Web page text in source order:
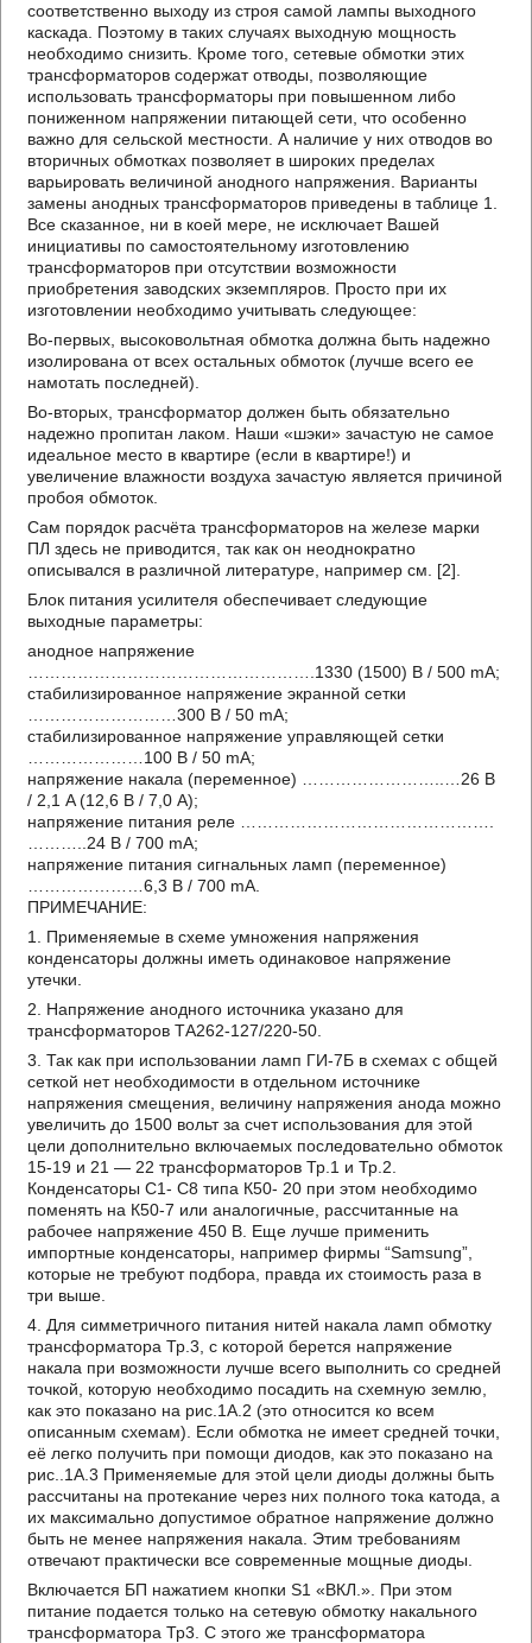
соответственно выходу из строя самой лампы выходного
каскада. Поэтому в таких случаях выходную мощность
необходимо снизить. Кроме того, сетевые обмотки этих
трансформаторов содержат отводы, позволяющие
использовать трансформаторы при повышенном либо
пониженном напряжении питающей сети, что особенно
важно для сельской местности. А наличие у них отводов во
вторичных обмотках позволяет в широких пределах
варьировать величиной анодного напряжения. Варианты
замены анодных трансформаторов приведены в таблице 1.
Все сказанное, ни в коей мере, не исключает Вашей
инициативы по самостоятельному изготовлению
трансформаторов при отсутствии возможности
приобретения заводских экземпляров. Просто при их
изготовлении необходимо учитывать следующее:
Во-первых, высоковольтная обмотка должна быть надежно
изолирована от всех остальных обмоток (лучше всего ее
намотать последней).
Во-вторых, трансформатор должен быть обязательно
надежно пропитан лаком. Наши «шэки» зачастую не самое
идеальное место в квартире (если в квартире!) и
увеличение влажности воздуха зачастую является причиной
пробоя обмоток.
Сам порядок расчёта трансформаторов на железе марки
ПЛ здесь не приводится, так как он неоднократно
описывался в различной литературе, например см. [2].
Блок питания усилителя обеспечивает следующие
выходные параметры:
анодное напряжение
…………………………………………….1330 (1500) В / 500 mA;
стабилизированное напряжение экранной сетки
………………………300 В / 50 mA;
стабилизированное напряжение управляющей сетки
…………………100 В / 50 mA;
напряжение накала (переменное) ……………………..…26 В
/ 2,1 A (12,6 В / 7,0 A);
напряжение питания реле ……………………………………….
………..24 В / 700 mA;
напряжение питания сигнальных ламп (переменное)
…………………6,3 В / 700 mA.
ПРИМЕЧАНИЕ:
1. Применяемые в схеме умножения напряжения
конденсаторы должны иметь одинаковое напряжение
утечки.
2. Напряжение анодного источника указано для
трансформаторов ТА262-127/220-50.
3. Так как при использовании ламп ГИ-7Б в схемах с общей
сеткой нет необходимости в отдельном источнике
напряжения смещения, величину напряжения анода можно
увеличить до 1500 вольт за счет использования для этой
цели дополнительно включаемых последовательно обмоток
15-19 и 21 — 22 трансформаторов Тр.1 и Тр.2.
Конденсаторы С1- С8 типа К50- 20 при этом необходимо
поменять на К50-7 или аналогичные, рассчитанные на
рабочее напряжение 450 В. Еще лучше применить
импортные конденсаторы, например фирмы “Samsung”,
которые не требуют подбора, правда их стоимость раза в
три выше.
4. Для симметричного питания нитей накала ламп обмотку
трансформатора Тр.3, с которой берется напряжение
накала при возможности лучше всего выполнить со средней
точкой, которую необходимо посадить на схемную землю,
как это показано на рис.1А.2 (это относится ко всем
описанным схемам). Если обмотка не имеет средней точки,
её легко получить при помощи диодов, как это показано на
рис..1А.3 Применяемые для этой цели диоды должны быть
рассчитаны на протекание через них полного тока катода, а
их максимально допустимое обратное напряжение должно
быть не менее напряжения накала. Этим требованиям
отвечают практически все современные мощные диоды.
Включается БП нажатием кнопки S1 «ВКЛ.». При этом
питание подается только на сетевую обмотку накального
трансформатора Тр3. С этого же трансформатора